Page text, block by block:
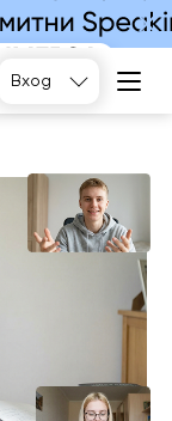
Вход
Подберете